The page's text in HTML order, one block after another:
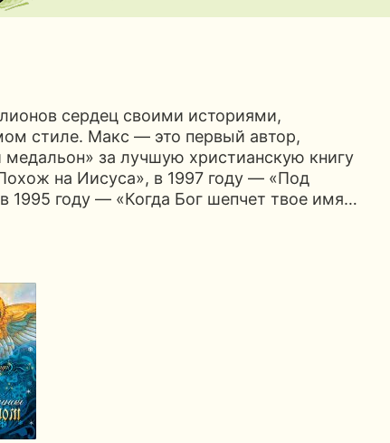
сердец своими историями,
стиле. Макс — это первый автор,
за лучшую христианскую книгу
на Иисуса», в 1997 году — «Под
1995 году — «Когда Бог шепчет твое имя…